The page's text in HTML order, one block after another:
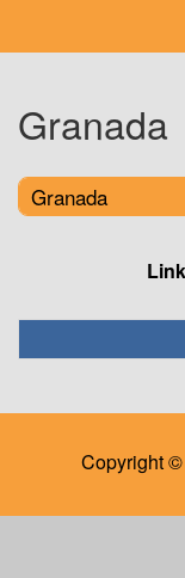
Granada
Granada
Copyright